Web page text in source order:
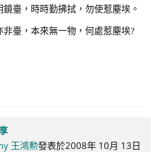
臺，時時勤拂拭，勿使惹塵埃。
臺，本來無一物，何處惹塵埃?
王鴻勲發表於2008年 10月 13日